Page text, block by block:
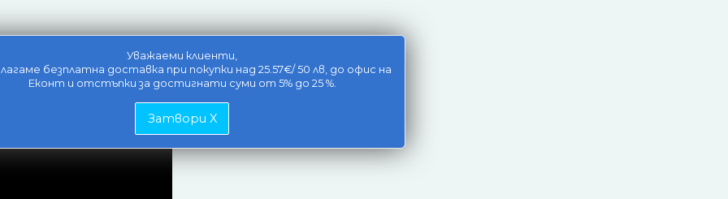
Уважаеми клиенти,
безплатна доставка при покупки над 25.57€/ 50 лв, до офис на
Еконт и отстъпки за достигнати суми от 5% до 25 %.
Затвори X